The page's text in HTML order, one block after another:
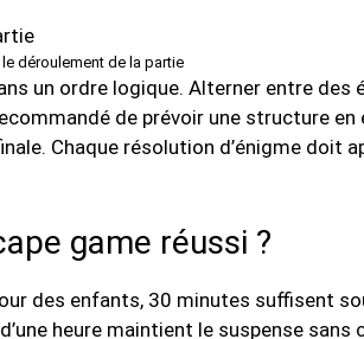
déroulement de la partie
un ordre logique. Alterner entre des
de prévoir une structure en
Chaque résolution d’énigme doit
game réussi ?
des enfants, 30 minutes suffisent
heure maintient le suspense sans